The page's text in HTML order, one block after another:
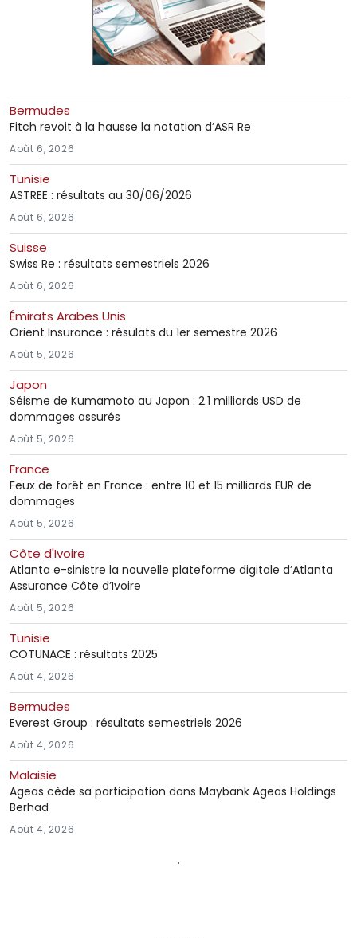
Bermudes
Fitch revoit à la hausse la notation d’ASR Re
Août 6, 2026
Tunisie
ASTREE : résultats au 30/06/2026
Août 6, 2026
Suisse
Swiss Re : résultats semestriels 2026
Août 6, 2026
Émirats Arabes Unis
Orient Insurance : résulats du 1er semestre 2026
Août 5, 2026
Japon
Séisme de Kumamoto au Japon : 2.1 milliards USD de
dommages assurés
Août 5, 2026
France
Feux de forêt en France : entre 10 et 15 milliards EUR de
dommages
Août 5, 2026
Côte d'Ivoire
Atlanta e-sinistre la nouvelle plateforme digitale d’Atlanta
Assurance Côte d’Ivoire
Août 5, 2026
Tunisie
COTUNACE : résultats 2025
Août 4, 2026
Bermudes
Everest Group : résultats semestriels 2026
Août 4, 2026
Malaisie
Ageas cède sa participation dans Maybank Ageas Holdings
Berhad
Août 4, 2026